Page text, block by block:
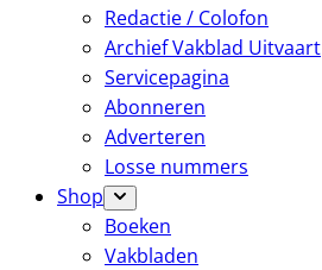
Redactie / Colofon
Archief Vakblad Uitvaart
Servicepagina
Abonneren
Adverteren
Losse nummers
Shop
Boeken
Vakbladen